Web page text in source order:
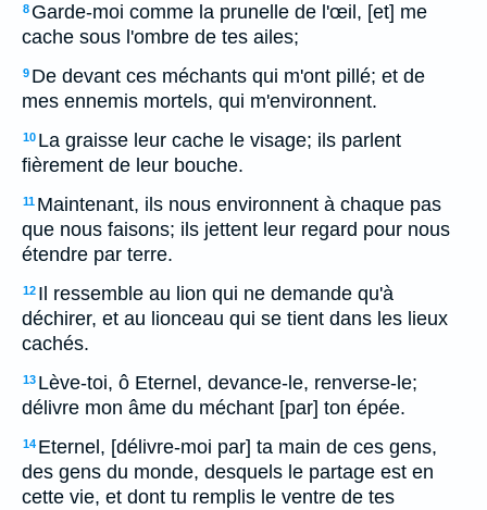
8 Garde-moi comme la prunelle de l'œil, [et] me
cache sous l'ombre de tes ailes;
9 De devant ces méchants qui m'ont pillé; et de
mes ennemis mortels, qui m'environnent.
10 La graisse leur cache le visage; ils parlent
fièrement de leur bouche.
11 Maintenant, ils nous environnent à chaque pas
que nous faisons; ils jettent leur regard pour nous
étendre par terre.
12 Il ressemble au lion qui ne demande qu'à
déchirer, et au lionceau qui se tient dans les lieux
cachés.
13 Lève-toi, ô Eternel, devance-le, renverse-le;
délivre mon âme du méchant [par] ton épée.
14 Eternel, [délivre-moi par] ta main de ces gens,
des gens du monde, desquels le partage est en
cette vie, et dont tu remplis le ventre de tes